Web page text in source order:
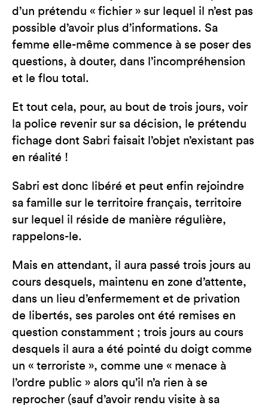
d’un prétendu « fichier » sur lequel il n’est pas
possible d’avoir plus d’informations. Sa
femme elle-même commence à se poser des
questions, à douter, dans l’incompréhension
et le flou total.
Et tout cela, pour, au bout de trois jours, voir
la police revenir sur sa décision, le prétendu
fichage dont Sabri faisait l’objet n’existant pas
en réalité !
Sabri est donc libéré et peut enfin rejoindre
sa famille sur le territoire français, territoire
sur lequel il réside de manière régulière,
rappelons-le.
Mais en attendant, il aura passé trois jours au
cours desquels, maintenu en zone d’attente,
dans un lieu d’enfermement et de privation
de libertés, ses paroles ont été remises en
question constamment ; trois jours au cours
desquels il aura a été pointé du doigt comme
un « terroriste », comme une « menace à
l’ordre public » alors qu’il n’a rien à se
reprocher (sauf d’avoir rendu visite à sa